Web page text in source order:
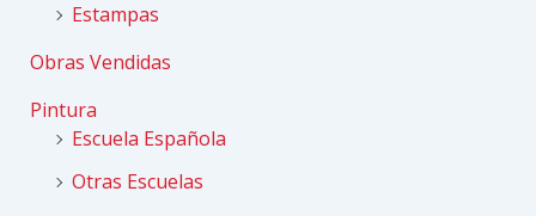
Estampas
Obras Vendidas
Pintura
Escuela Española
Otras Escuelas